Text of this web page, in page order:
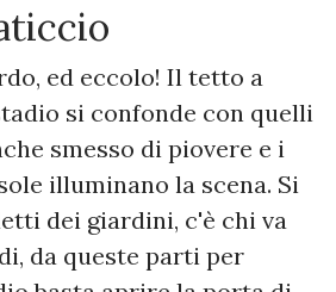
ed eccolo! Il tetto a
si confonde con quelli
smesso di piovere e i
illuminano la scena. Si
dei giardini, c'è chi va
da queste parti per